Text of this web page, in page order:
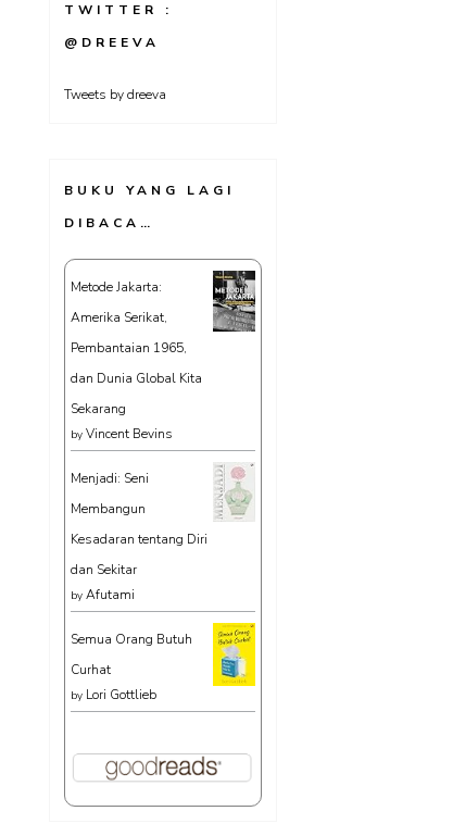
TWITTER :
@DREEVA
Tweets by dreeva
BUKU YANG LAGI
DIBACA…
Metode Jakarta:
Amerika Serikat,
Pembantaian 1965,
dan Dunia Global Kita
Sekarang
by Vincent Bevins
Menjadi: Seni
Membangun
Kesadaran tentang Diri
dan Sekitar
by Afutami
Semua Orang Butuh
Curhat
by Lori Gottlieb